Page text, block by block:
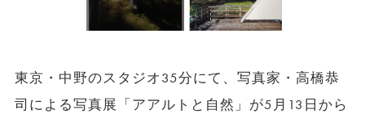
東京・中野のスタジオ35分にて、写真家・高橋恭
司による写真展「アアルトと自然」が5月13日から